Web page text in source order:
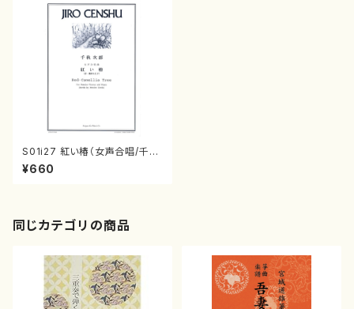
S01i27 紅い椿（女声合唱/千秋
次郎/楽譜）
¥660
同じカテゴリの商品